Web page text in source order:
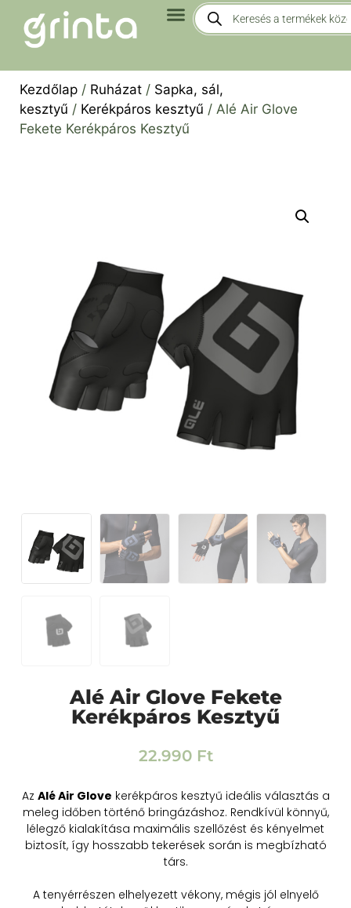
Kezdőlap / Ruházat / Sapka, sál,
kesztyű / Kerékpáros kesztyű / Alé Air Glove
Fekete Kerékpáros Kesztyű
Alé Air Glove Fekete
Kerékpáros Kesztyű
22.990 Ft
Az Alé Air Glove kerékpáros kesztyű ideális választás a
meleg időben történő bringázáshoz. Rendkívül könnyű,
lélegző kialakítása maximális szellőzést és kényelmet
biztosít, így hosszabb tekerések során is megbízható
társ.
A tenyérrészen elhelyezett vékony, mégis jól elnyelő